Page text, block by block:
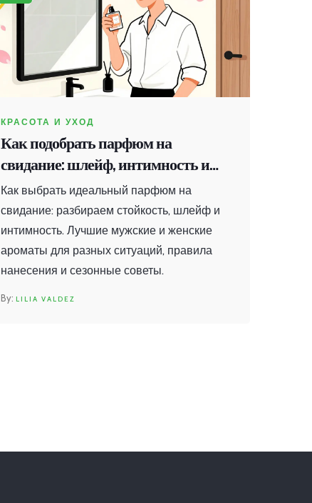
КРАСОТА И УХОД
Как подобрать парфюм на
свидание: шлейф, интимность и
стойкость
Как выбрать идеальный парфюм на
свидание: разбираем стойкость, шлейф и
интимность. Лучшие мужские и женские
ароматы для разных ситуаций, правила
нанесения и сезонные советы.
LILIA VALDEZ